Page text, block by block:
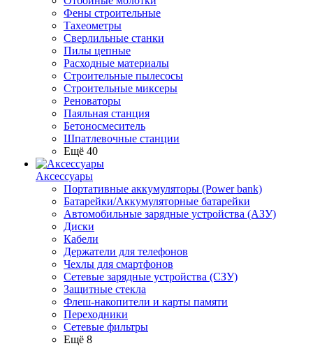
Фены строительные
Тахеометры
Сверлильные станки
Пилы цепные
Расходные материалы
Строительные пылесосы
Строительные миксеры
Реноваторы
Паяльная станция
Бетоносмеситель
Шпатлевочные станции
Ещё 40
Аксессуары
Портативные аккумуляторы (Power bank)
Батарейки/Аккумуляторные батарейки
Автомобильные зарядные устройства (АЗУ)
Диски
Кабели
Держатели для телефонов
Чехлы для смартфонов
Сетевые зарядные устройства (СЗУ)
Защитные стекла
Флеш-накопители и карты памяти
Переходники
Сетевые фильтры
Ещё 8